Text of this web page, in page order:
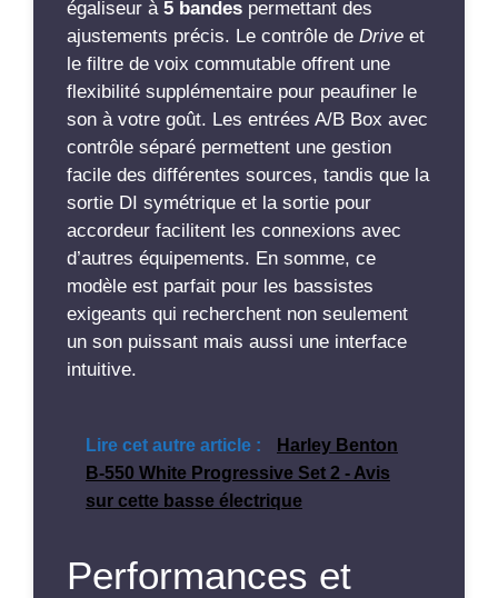
égaliseur à 5 bandes permettant des
ajustements précis. Le contrôle de Drive et
le filtre de voix commutable offrent une
flexibilité supplémentaire pour peaufiner le
son à votre goût. Les entrées A/B Box avec
contrôle séparé permettent une gestion
facile des différentes sources, tandis que la
sortie DI symétrique et la sortie pour
accordeur facilitent les connexions avec
d’autres équipements. En somme, ce
modèle est parfait pour les bassistes
exigeants qui recherchent non seulement
un son puissant mais aussi une interface
intuitive.
Lire cet autre article :
Harley Benton
B-550 White Progressive Set 2 - Avis
sur cette basse électrique
Performances et